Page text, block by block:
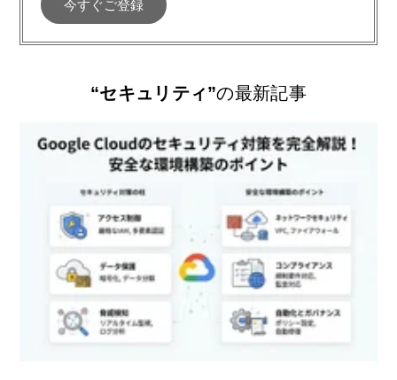
“セキュリティ”の最新記事